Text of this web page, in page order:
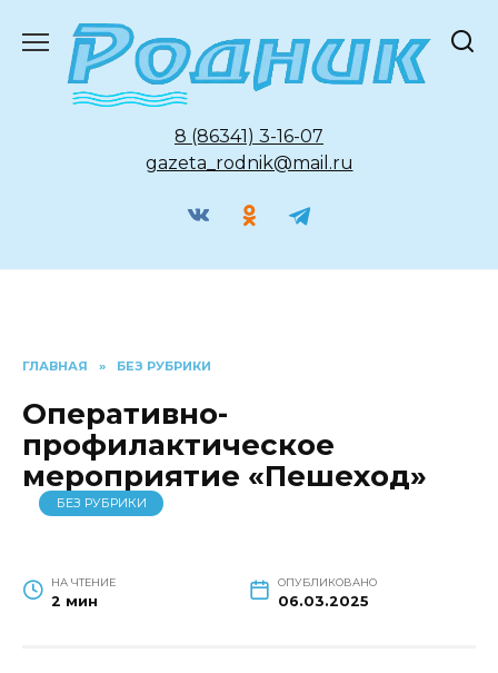
содержанию
8 (86341) 3-16-07
gazeta_rodnik@mail.ru
ГЛАВНАЯ » БЕЗ РУБРИКИ
Оперативно-
профилактическое
мероприятие «Пешеход»
БЕЗ РУБРИКИ
НА ЧТЕНИЕ
2 мин
ОПУБЛИКОВАНО
06.03.2025